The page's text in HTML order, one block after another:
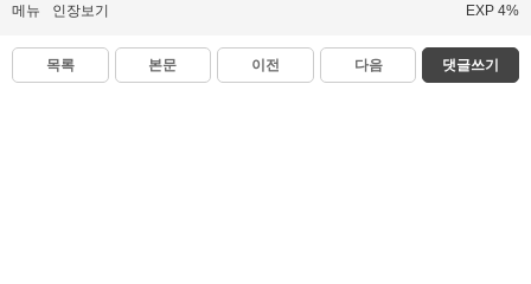
메뉴 인장보기 EXP 4%
목록 본문 이전 다음 댓글쓰기